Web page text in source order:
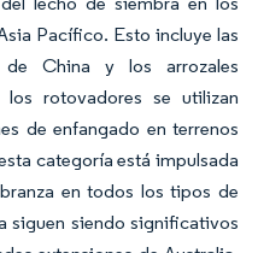
Pacífico. Esto incluye las
de China y los arrozales
rotovadores se utilizan
de enfangado en terrenos
categoría está impulsada
en todos los tipos de
siguen siendo significativos